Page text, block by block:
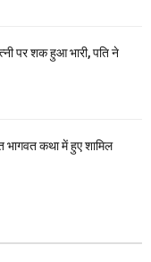
पर शक हुआ भारी, पति ने
कथा में हुए शामिल